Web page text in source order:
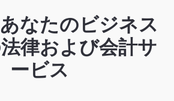
なたのビジネス
律および会計サ
ービス